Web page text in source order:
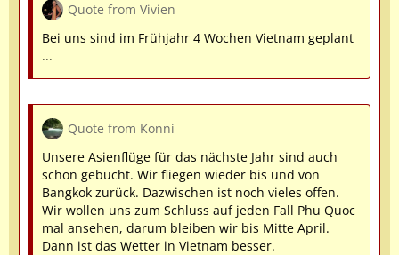
Quote from Vivien
Bei uns sind im Frühjahr 4 Wochen Vietnam geplant
...
Quote from Konni
Unsere Asienflüge für das nächste Jahr sind auch
schon gebucht. Wir fliegen wieder bis und von
Bangkok zurück. Dazwischen ist noch vieles offen.
Wir wollen uns zum Schluss auf jeden Fall Phu Quoc
mal ansehen, darum bleiben wir bis Mitte April.
Dann ist das Wetter in Vietnam besser.